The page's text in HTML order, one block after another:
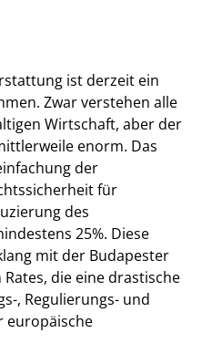
ist derzeit ein
Zwar verstehen alle
Wirtschaft, aber der
enorm. Das
der
für
des
25%. Diese
mit der Budapester
die eine drastische
, Regulierungs- und
europäische